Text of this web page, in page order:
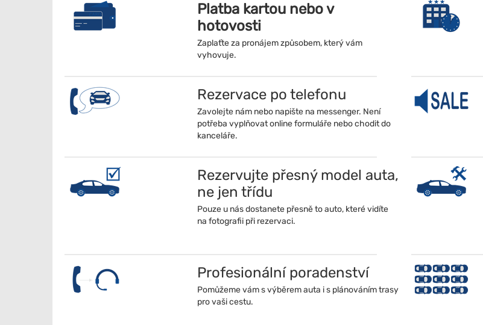
Platba kartou nebo v
hotovosti
Zaplaťte za pronájem způsobem, který vám
vyhovuje.
Rezervace po telefonu
Zavolejte nám nebo napište na messenger. Není
potřeba vyplňovat online formuláře nebo chodit do
kanceláře.
Rezervujte přesný model auta,
ne jen třídu
Pouze u nás dostanete přesně to auto, které vidíte
na fotografii při rezervaci.
Profesionální poradenství
Pomůžeme vám s výběrem auta i s plánováním trasy
pro vaši cestu.